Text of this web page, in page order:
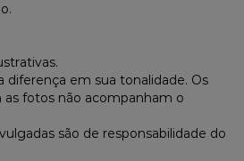
diferença em sua tonalidade. Os
fotos não acompanham o
são de responsabilidade do